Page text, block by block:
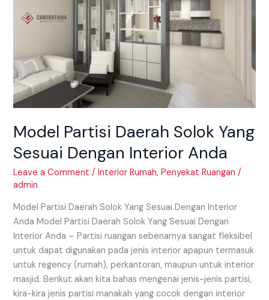
Model Partisi Daerah Solok Yang
Sesuai Dengan Interior Anda
Leave a Comment /Interior Rumah,Penyekat Ruangan /
admin
Model Partisi Daerah Solok Yang Sesuai Dengan Interior
Anda Model Partisi Daerah Solok Yang Sesuai Dengan
Interior Anda – Partisi ruangan sebenarnya sangat fleksibel
untuk dapat digunakan pada jenis interior apapun termasuk
untuk regency (rumah), perkantoran, maupun untuk interior
masjid. Berikut akan kita bahas mengenai jenis-jenis partisi,
kira-kira jenis partisi manakah yang cocok dengan interior
Dengan